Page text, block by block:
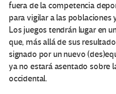
fuera de la competencia
para vigilar a las poblaciones
Los juegos tendrán lugar en
que, más allá de sus
signado por un nuevo
ya no estará asentado sobre
occidental.